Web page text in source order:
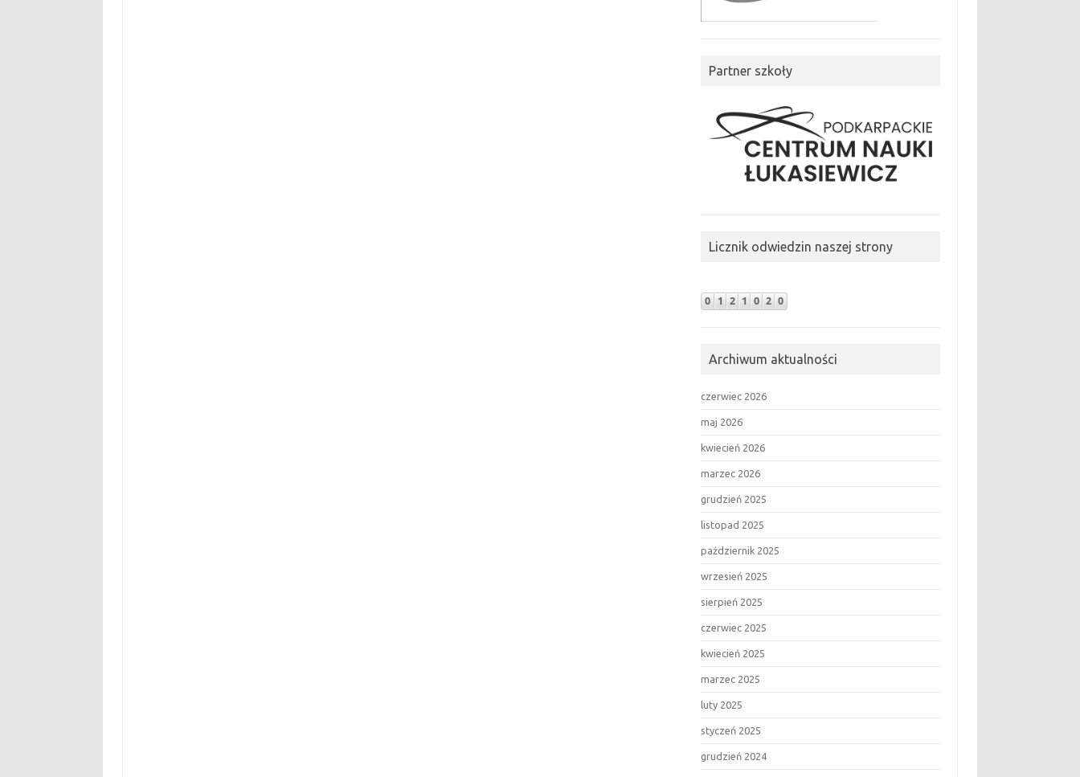
Partner szkoły
Licznik odwiedzin naszej strony
Archiwum aktualności
czerwiec 2026
maj 2026
kwiecień 2026
marzec 2026
grudzień 2025
listopad 2025
październik 2025
wrzesień 2025
sierpień 2025
czerwiec 2025
kwiecień 2025
marzec 2025
luty 2025
styczeń 2025
grudzień 2024